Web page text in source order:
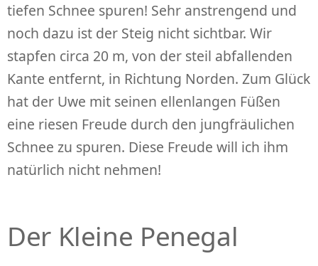
tiefen Schnee spuren! Sehr anstrengend und
noch dazu ist der Steig nicht sichtbar. Wir
stapfen circa 20 m, von der steil abfallenden
Kante entfernt, in Richtung Norden. Zum Glück
hat der Uwe mit seinen ellenlangen Füßen
eine riesen Freude durch den jungfräulichen
Schnee zu spuren. Diese Freude will ich ihm
natürlich nicht nehmen!
Der Kleine Penegal